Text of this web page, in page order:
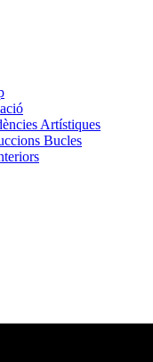
Artístiques
Bucles